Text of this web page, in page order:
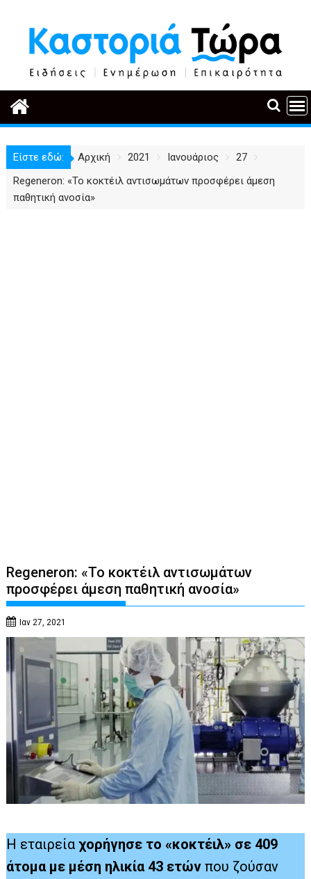
περιεχόμενο
Είστε εδώ: Αρχική 2021 Ιανουάριος
27
Regeneron: «Το κοκτέιλ αντισωμάτων προσφέρει άμεση
παθητική ανοσία»
Regeneron: «Το κοκτέιλ αντισωμάτων
προσφέρει άμεση παθητική ανοσία»
Ιαν 27, 2021
Η εταιρεία χορήγησε το «κοκτέιλ» σε 409
άτομα με μέση ηλικία 43 ετών που ζούσαν